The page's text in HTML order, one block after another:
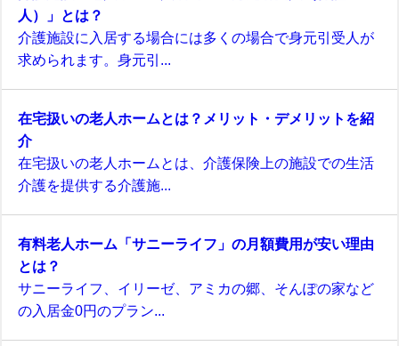
人）」とは？
介護施設に入居する場合には多くの場合で身元引受人が
求められます。身元引...
在宅扱いの老人ホームとは？メリット・デメリットを紹
介
在宅扱いの老人ホームとは、介護保険上の施設での生活
介護を提供する介護施...
有料老人ホーム「サニーライフ」の月額費用が安い理由
とは？
サニーライフ、イリーゼ、アミカの郷、そんぽの家など
の入居金0円のプラン...